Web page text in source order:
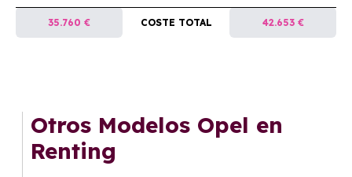
35.760 € COSTE TOTAL 42.653 €
Otros Modelos Opel en
Renting